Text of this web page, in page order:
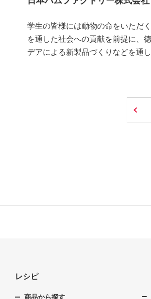
学生の皆様には動物の命をいただ
を通した社会への貢献を前提に、
デアによる新製品づくりなどを通
レシピ
商品から探す